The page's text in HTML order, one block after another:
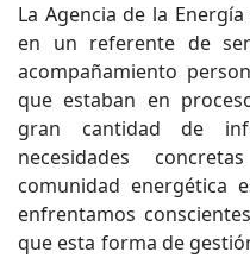
La Agencia de la
en un referente de
acompañamiento
que estaban en
gran cantidad de
necesidades
comunidad
enfrentamos
que esta forma de